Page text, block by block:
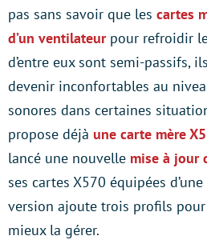
pas sans savoir que les cartes
d’un ventilateurpour refroidir
d’entre eux sont semi-passifs,
devenir inconfortables au
sonores dans certaines
propose déjà une carte mère
lancé une nouvelle mise à jour
ses cartes X570 équipées
version ajoute trois profils
mieux la gérer.